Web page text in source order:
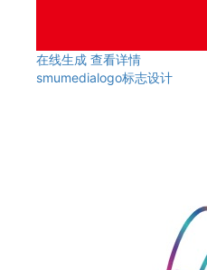
在线生成 查看详情
smumedialogo标志设计